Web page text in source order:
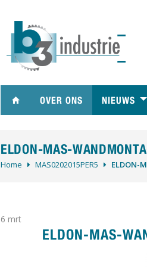
OVER ONS NIEUWS
ELDON-MAS-
Home MAS0202015PER5 ELDON-
6 mrt
ELDON-MAS-